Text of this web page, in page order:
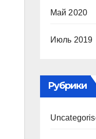
Май 2020
Июль 2019
Рубрики